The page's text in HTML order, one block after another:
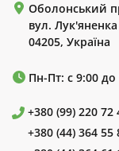
Оболонський
вул.
04205, Україна
Пн-Пт: с 9:00 до
+380 (99) 220 72
+380 (44) 364 55